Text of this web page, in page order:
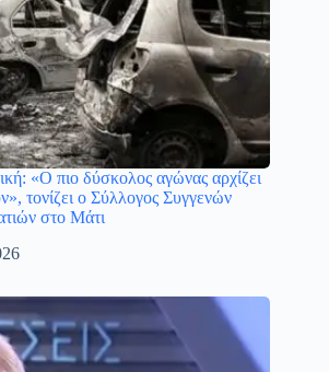
«Ο πιο δύσκολος αγώνας αρχίζει
τονίζει ο Σύλλογος Συγγενών
στο Μάτι